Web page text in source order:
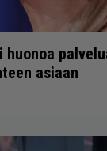
huonoa
asiaan